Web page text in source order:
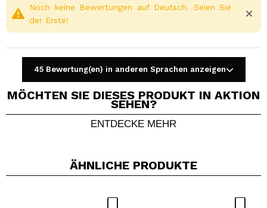
Ein Video oder Foto teilen
Noch keine Bewertungen auf Deutsch. Seien Sie
der Erste!
45 Bewertung(en) in anderen Sprachen anzeigen
MÖCHTEN SIE DIESES PRODUKT IN AKTION
SEHEN?
ENTDECKE MEHR
ÄHNLICHE PRODUKTE